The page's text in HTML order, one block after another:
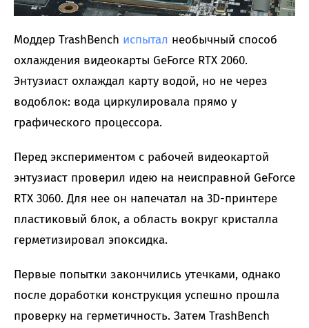
Моддер TrashBench испытал необычный способ
охлаждения видеокарты GeForce RTX 2060.
Энтузиаст охлаждал карту водой, но не через
водоблок: вода циркулировала прямо у
графического процессора.
Перед экспериментом с рабочей видеокартой
энтузиаст проверил идею на неисправной GeForce
RTX 3060. Для нее он напечатал на 3D-принтере
пластиковый блок, а область вокруг кристалла
герметизировал эпоксидка.
Первые попытки закончились утечками, однако
после доработки конструкция успешно прошла
проверку на герметичность. Затем TrashBench